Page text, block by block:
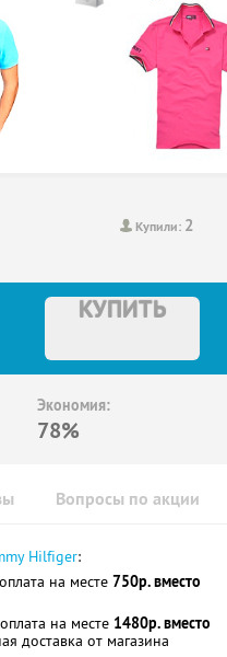
Купили: 2
КУПИТЬ
Экономия:
78%
Вопросы по акции
Hilfiger:
на месте 750р. вместо
на месте 1480р. вместо
доставка от магазина